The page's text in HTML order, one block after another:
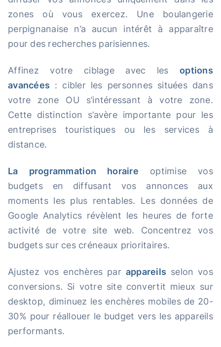
zones où vous exercez. Une boulangerie
perpignanaise n’a aucun intérêt à apparaître
pour des recherches parisiennes.
Affinez votre ciblage avec lesoptions
avancées : cibler les personnes situées dans
votre zone OU s’intéressant à votre zone.
Cette distinction s’avère importante pour les
entreprises touristiques ou les services à
distance.
La programmation horaire optimise vos
budgets en diffusant vos annonces aux
moments les plus rentables. Les données de
Google Analytics révèlent les heures de forte
activité de votre site web. Concentrez vos
budgets sur ces créneaux prioritaires.
Ajustez vos enchères par appareils selon vos
conversions. Si votre site convertit mieux sur
desktop, diminuez les enchères mobiles de 20-
30% pour réallouer le budget vers les appareils
performants.